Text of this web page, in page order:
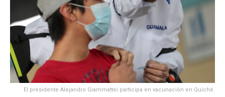
El presidente Alejandro Giammattei participa en vacunación en Quiché.